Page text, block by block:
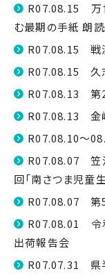
R07.08.15 万
む最期の手紙 朗
R07.08.15 戦
R07.08.15 久
R07.08.13 第
R07.08.13 金
R07.08.10～
R07.08.07 笠
回「南さつま児童
R07.08.07 第
R07.08.01 令
出荷報告会
R07.07.31 県